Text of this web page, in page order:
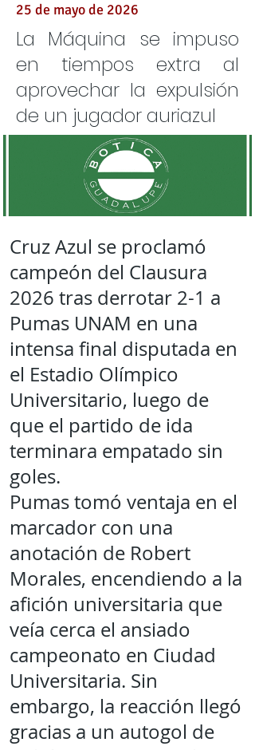
25 de mayo de 2026
La Máquina se impuso
en tiempos extra al
aprovechar la expulsión
de un jugador auriazul
Cruz Azul se proclamó
campeón del Clausura
2026 tras derrotar 2-1 a
Pumas UNAM en una
intensa final disputada en
el Estadio Olímpico
Universitario, luego de
que el partido de ida
terminara empatado sin
goles.
Pumas tomó ventaja en el
marcador con una
anotación de Robert
Morales, encendiendo a la
afición universitaria que
veía cerca el ansiado
campeonato en Ciudad
Universitaria. Sin
embargo, la reacción llegó
gracias a un autogol de